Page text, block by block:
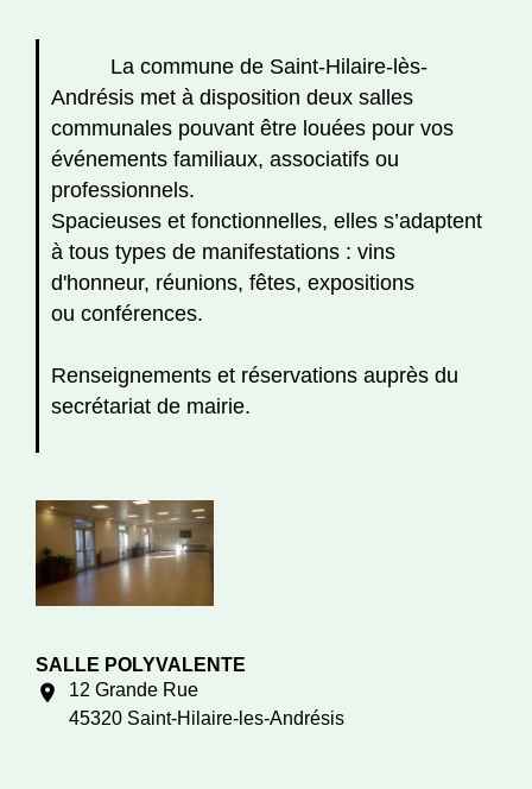
La commune de Saint-Hilaire-lès-
Andrésis met à disposition deux salles
communales pouvant être louées pour vos
événements familiaux, associatifs ou
professionnels.
Spacieuses et fonctionnelles, elles s’adaptent
à tous types de manifestations : vins
d'honneur, réunions, fêtes, expositions
ou conférences.
Renseignements et réservations auprès du
secrétariat de mairie.
SALLE POLYVALENTE
location_on
12 Grande Rue
45320 Saint-Hilaire-les-Andrésis